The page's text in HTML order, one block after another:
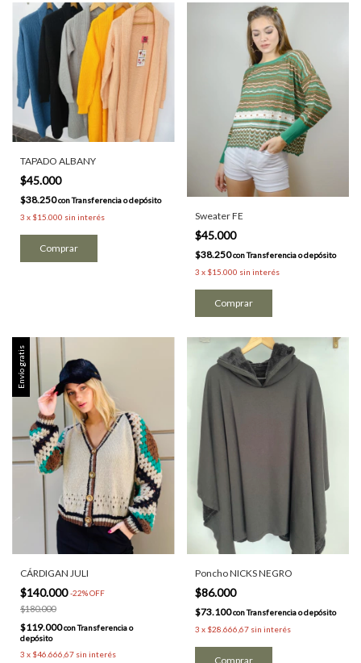
TAPADO ALBANY
$45.000
$38.250conTransferencia o depósito
3 x $15.000 sin interés
Comprar
Sweater FE
$45.000
$38.250conTransferencia o depósito
3 x $15.000 sin interés
Comprar
Envío gratis
CÁRDIGAN JULI
$140.000-22%OFF
$180.000
$119.000conTransferencia o
depósito
3 x $46.666,67 sin interés
Poncho NICKS NEGRO
$86.000
$73.100conTransferencia o depósito
3 x $28.666,67 sin interés